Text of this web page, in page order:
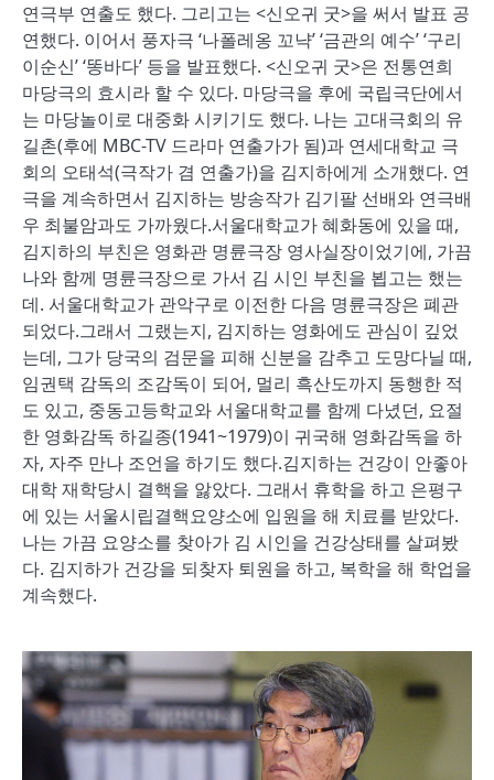
연극부 연출도 했다. 그리고는 <신오귀 굿>을 써서 발표 공
연했다. 이어서 풍자극 ‘나폴레옹 꼬냑’ ‘금관의 예수’ ‘구리
이순신’ ‘똥바다’ 등을 발표했다. <신오귀 굿>은 전통연희
마당극의 효시라 할 수 있다. 마당극을 후에 국립극단에서
는 마당놀이로 대중화 시키기도 했다. 나는 고대극회의 유
길촌(후에 MBC-TV 드라마 연출가가 됨)과 연세대학교 극
회의 오태석(극작가 겸 연출가)을 김지하에게 소개했다. 연
극을 계속하면서 김지하는 방송작가 김기팔 선배와 연극배
우 최불암과도 가까웠다.서울대학교가 혜화동에 있을 때,
김지하의 부친은 영화관 명륜극장 영사실장이었기에, 가끔
나와 함께 명륜극장으로 가서 김 시인 부친을 뵙고는 했는
데. 서울대학교가 관악구로 이전한 다음 명륜극장은 폐관
되었다.그래서 그랬는지, 김지하는 영화에도 관심이 깊었
는데, 그가 당국의 검문을 피해 신분을 감추고 도망다닐 때,
임권택 감독의 조감독이 되어, 멀리 흑산도까지 동행한 적
도 있고, 중동고등학교와 서울대학교를 함께 다녔던, 요절
한 영화감독 하길종(1941~1979)이 귀국해 영화감독을 하
자, 자주 만나 조언을 하기도 했다.김지하는 건강이 안좋아
대학 재학당시 결핵을 앓았다. 그래서 휴학을 하고 은평구
에 있는 서울시립결핵요양소에 입원을 해 치료를 받았다.
나는 가끔 요양소를 찾아가 김 시인을 건강상태를 살펴봤
다. 김지하가 건강을 되찾자 퇴원을 하고, 복학을 해 학업을
계속했다.